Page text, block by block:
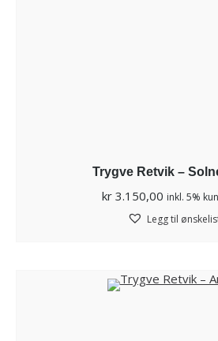
Trygve Retvik –
kr 3.150,00 inkl. 5%
Legg til